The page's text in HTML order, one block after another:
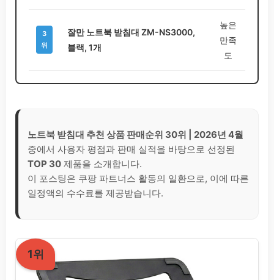
3
위
잘만 노트북 받침대 ZM-NS3000,
블랙, 1개
높은
만족
도
노트북 받침대 추천 상품 판매순위 30위 | 2026년 4월
중에서 사용자 평점과 판매 실적을 바탕으로 선정된
TOP 30 제품을 소개합니다.
이 포스팅은 쿠팡 파트너스 활동의 일환으로, 이에 따른
일정액의 수수료를 제공받습니다.
1위